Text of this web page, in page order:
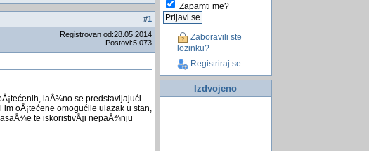
#1
Registrovan od:28.05.2014
Postovi:5,073
laÅ¾no se predstavljajući
oÅ¡tećene omogućile ulazak u stan,
te iskoristivÅ¡i nepaÅ¾nju
Zapamti me?
Zaboravili ste
lozinku?
Registriraj se
Izdvojeno